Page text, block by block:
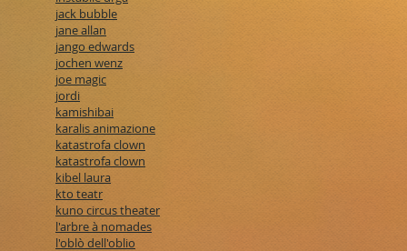
jack bubble
jane allan
jango edwards
jochen wenz
joe magic
jordi
kamishibai
karalis animazione
katastrofa clown
katastrofa clown
kibel laura
kto teatr
kuno circus theater
l'arbre à nomades
l'oblò dell'oblio